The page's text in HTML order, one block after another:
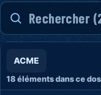
ACME
18 éléments dans ce